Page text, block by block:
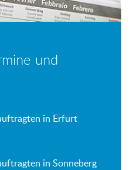
und
in Erfurt
in Sonneberg